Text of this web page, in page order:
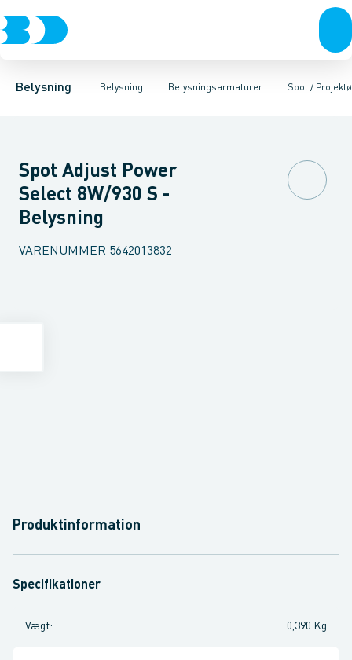
Belysning Belysning
Belysning Belysningsarmaturer
LyskilderBelysningsarmaturerLysstyringTilbehør tilSpot /
PendlerIndustriarmatur og halbelysningArmaturer for vej og
Spot Adjust Power
Select 8W/930 S -
Belysning
VARENUMMER 5642013832
Produktinformation
Specifikationer
Vægt: 0,390 Kg